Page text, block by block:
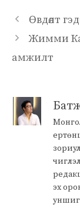
Өвдөлт
Жимми
амжилт
эх